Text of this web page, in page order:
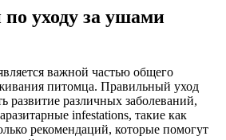
уходу за ушами
важной частью общего
питомца. Правильный уход
развитие различных заболеваний,
infestations, такие как
рекомендаций, которые помогут